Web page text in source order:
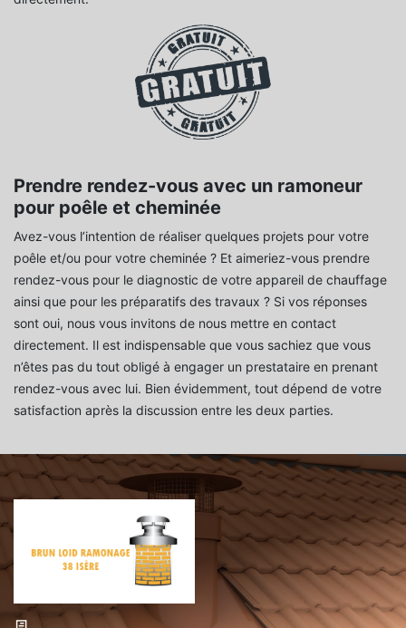
Prendre rendez-vous avec un ramoneur
pour poêle et cheminée
Avez-vous l’intention de réaliser quelques projets pour votre
poêle et/ou pour votre cheminée ? Et aimeriez-vous prendre
rendez-vous pour le diagnostic de votre appareil de chauffage
ainsi que pour les préparatifs des travaux ? Si vos réponses
sont oui, nous vous invitons de nous mettre en contact
directement. Il est indispensable que vous sachiez que vous
n’êtes pas du tout obligé à engager un prestataire en prenant
rendez-vous avec lui. Bien évidemment, tout dépend de votre
satisfaction après la discussion entre les deux parties.